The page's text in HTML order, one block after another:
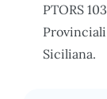
PTORS
Siciliana.